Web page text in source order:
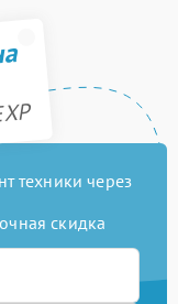
техники через
скидка